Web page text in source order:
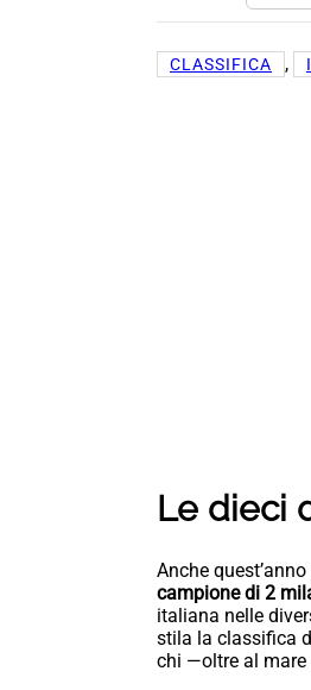
CLASSIFICA ,
Le dieci
Anche quest’anno
campione di 2
italiana nelle
stila la classifica
chi —oltre al mare